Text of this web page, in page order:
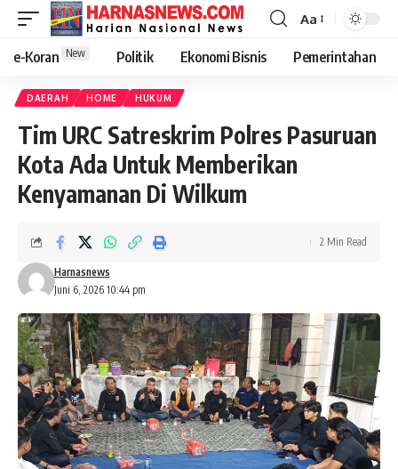
Aa
e-Koran New Politik Ekonomi Bisnis Pemerintahan
DAERAH HOME HUKUM
Tim URC Satreskrim Polres Pasuruan
Kota Ada Untuk Memberikan
Kenyamanan Di Wilkum
Juni 6, 2026 10:44 pm
Harnasnews
2 Min Read